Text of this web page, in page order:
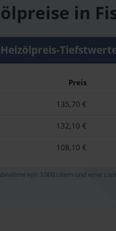
in
Heizölpreis-
Preis
135,70 €
132,10 €
108,10 €
von 3.000 Litern und einer